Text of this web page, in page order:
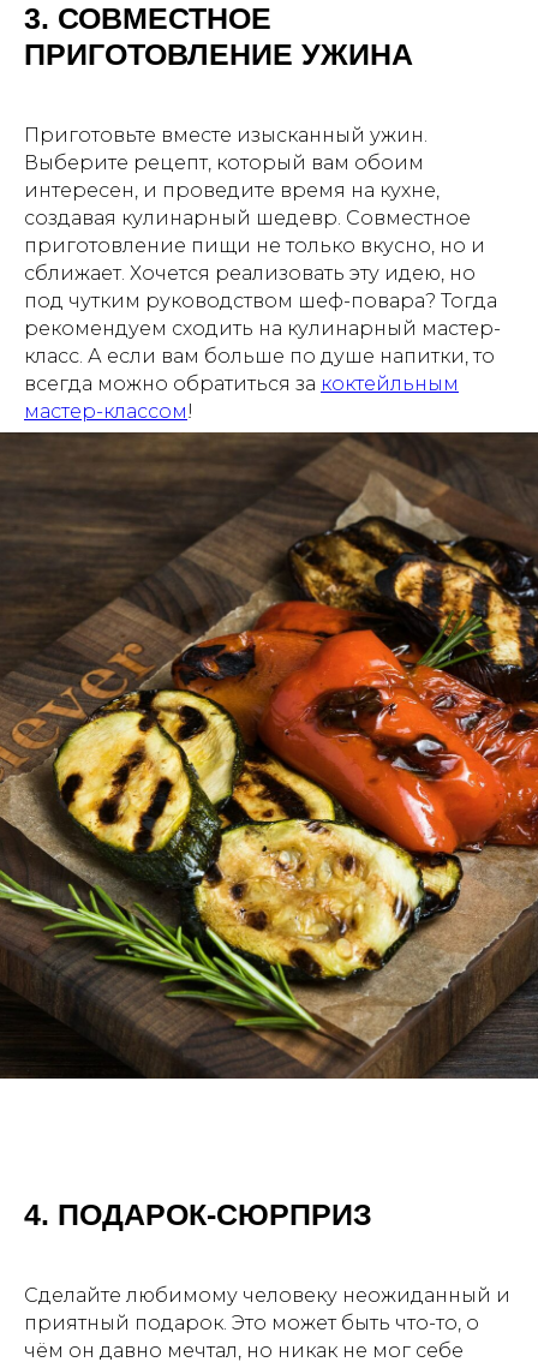
3. СОВМЕСТНОЕ
ПРИГОТОВЛЕНИЕ УЖИНА
Приготовьте вместе изысканный ужин.
Выберите рецепт, который вам обоим
интересен, и проведите время на кухне,
создавая кулинарный шедевр. Совместное
приготовление пищи не только вкусно, но и
сближает. Хочется реализовать эту идею, но
под чутким руководством шеф-повара? Тогда
рекомендуем сходить на кулинарный мастер-
класс. А если вам больше по душе напитки, то
всегда можно обратиться за коктейльным
мастер-классом!
4. ПОДАРОК-СЮРПРИЗ
Сделайте любимому человеку неожиданный и
приятный подарок. Это может быть что-то, о
чём он давно мечтал, но никак не мог себе